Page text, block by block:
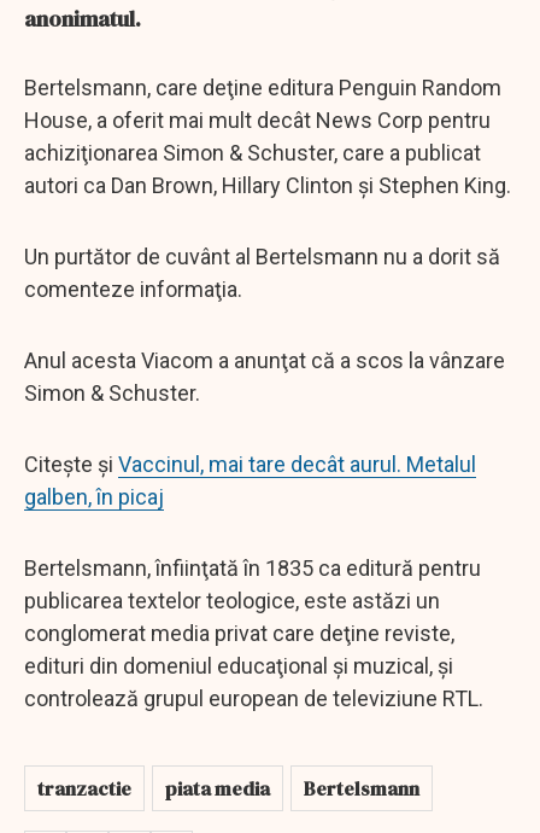
anonimatul.
Bertelsmann, care deţine editura Penguin Random
House, a oferit mai mult decât News Corp pentru
achiziţionarea Simon & Schuster, care a publicat
autori ca Dan Brown, Hillary Clinton şi Stephen King.
Un purtător de cuvânt al Bertelsmann nu a dorit să
comenteze informaţia.
Anul acesta Viacom a anunţat că a scos la vânzare
Simon & Schuster.
Citește și Vaccinul, mai tare decât aurul. Metalul
galben, în picaj
Bertelsmann, înfiinţată în 1835 ca editură pentru
publicarea textelor teologice, este astăzi un
conglomerat media privat care deţine reviste,
edituri din domeniul educaţional şi muzical, şi
controlează grupul european de televiziune RTL.
tranzactie piata media Bertelsmann